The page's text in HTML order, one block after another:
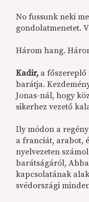
No fussunk neki
gondolatmenetet.
Három hang.
Kadir, a főszereplő
barátja.
Jonas-nál, hogy
sikerhez vezető
Ily módon a
a franciát, arabot,
nyelvezeten
barátságáról,
kapcsolatának
svédországi